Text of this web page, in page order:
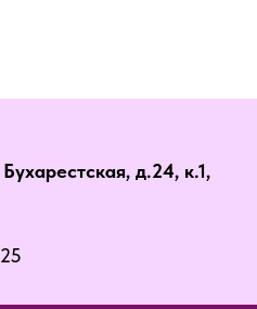
д.24, к.1,